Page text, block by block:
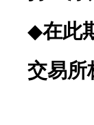
◆在此
交易所